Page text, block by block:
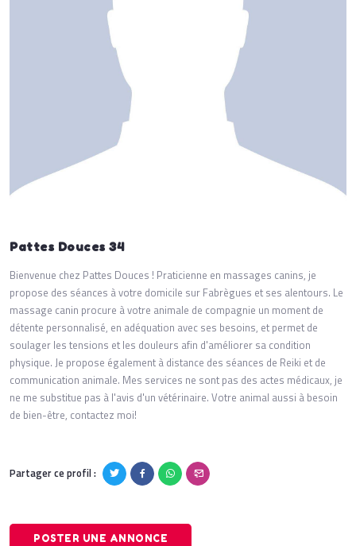
Pattes Douces 34
Bienvenue chez Pattes Douces ! Praticienne en massages canins, je
propose des séances à votre domicile sur Fabrègues et ses alentours. Le
massage canin procure à votre animale de compagnie un moment de
détente personnalisé, en adéquation avec ses besoins, et permet de
soulager les tensions et les douleurs afin d'améliorer sa condition
physique. Je propose également à distance des séances de Reiki et de
communication animale. Mes services ne sont pas des actes médicaux, je
ne me substitue pas à l'avis d'un vétérinaire. Votre animal aussi à besoin
de bien-être, contactez moi!
Partager ce profil :
POSTER UNE ANNONCE